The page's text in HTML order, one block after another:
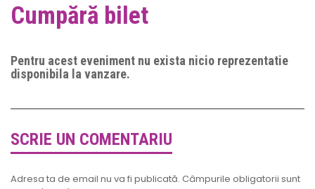
Cumpără bilet
Pentru acest eveniment nu exista nicio reprezentatie
disponibila la vanzare.
SCRIE UN COMENTARIU
Adresa ta de email nu va fi publicată. Câmpurile obligatorii sunt